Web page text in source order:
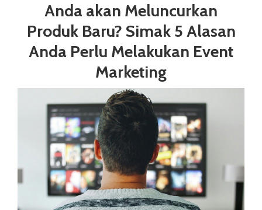
Anda akan Meluncurkan
Produk Baru? Simak 5 Alasan
Anda Perlu Melakukan Event
Marketing